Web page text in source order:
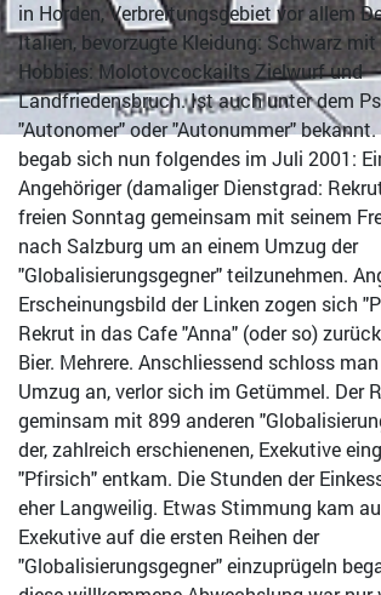
in Horden, Verbreitungsgebiet vor allem
Italien, bevorzugte Kleidung: Schwarz
Hobbies: Molotovcockailts Zielwurf und
Landfriedensbruch. Ist auch unter dem
"Autonomer" oder "Autonummer"
begab sich nun folgendes im Juli 2001:
Angehöriger (damaliger Dienstgrad:
freien Sonntag gemeinsam mit seinem
nach Salzburg um an einem Umzug der
"Globalisierungsgegner" teilzunehmen.
Erscheinungsbild der Linken zogen sich
Rekrut in das Cafe "Anna" (oder so)
Bier. Mehrere. Anschliessend schloss
Umzug an, verlor sich im Getümmel. Der
geminsam mit 899 anderen
der, zahlreich erschienenen, Exekutive
"Pfirsich" entkam. Die Stunden der
eher Langweilig. Etwas Stimmung kam
Exekutive auf die ersten Reihen der
"Globalisierungsgegner" einzuprügeln